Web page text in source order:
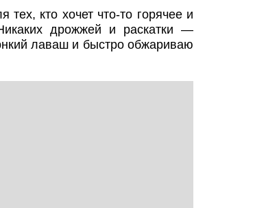
кто хочет что-то горячее и
дрожжей и раскатки —
лаваш и быстро обжариваю